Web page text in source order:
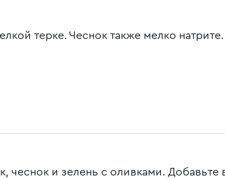
терке. Чеснок также мелко
чеснок и зелень с оливками. Добавьте